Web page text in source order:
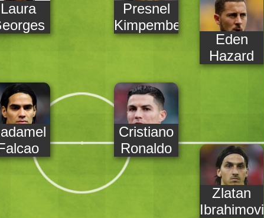
Laura
Presnel
Kimpembe
Eden
Hazard
Cristiano
Ronaldo
Zlatan
Ibrahimovic